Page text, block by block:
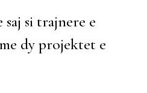
si trajnere e
dy projektet e